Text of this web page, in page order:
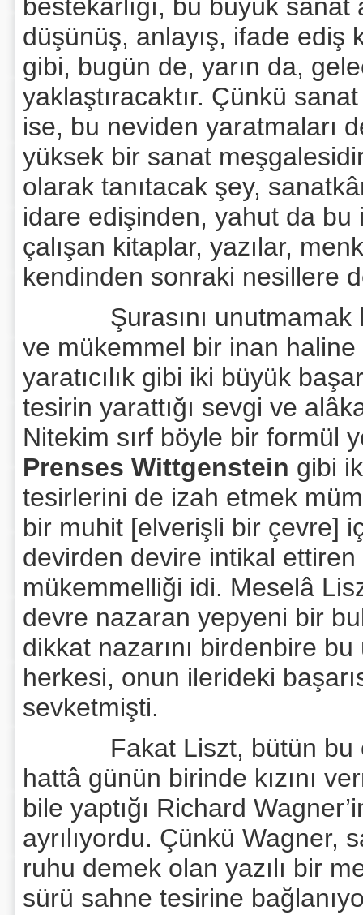
bestekârlığı, bu büyük sanat
düşünüş, anlayış, ifade ediş
gibi, bugün de, yarın da,
yaklaştıracaktır. Çünkü
ise, bu neviden yaratmaları
yüksek bir sanat
olarak tanıtacak şey,
idare edişinden, yahut da
çalışan kitaplar, yazılar,
kendinden sonraki nesillere
Şurasını unutmamak
ve mükemmel bir inan
yaratıcılık gibi iki büyük
tesirin yarattığı sevgi ve
Nitekim sırf böyle bir formül
Prenses Wittgenstein gibi
tesirlerini de izah etmek
bir muhit [elverişli bir çevre]
devirden devire intikal ettiren
mükemmelliği idi. Meselâ
devre nazaran yepyeni bir
dikkat nazarını birdenbire
herkesi, onun ilerideki
sevketmişti.
Fakat Liszt, bütün bu
hattâ günün birinde kızını
bile yaptığı Richard
ayrılıyordu. Çünkü Wagner,
ruhu demek olan yazılı bir
sürü sahne tesirine